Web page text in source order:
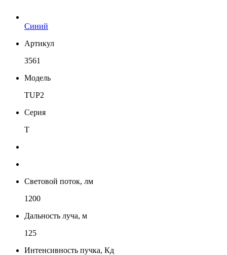
Синий
Артикул
3561
Модель
TUP2
Серия
T
Световой поток, лм
1200
Дальность луча, м
125
Интенсивность пучка, Кд